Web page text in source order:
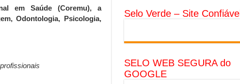
em Saúde (Coremu), a
Odontologia, Psicologia,
Selo Verde – Site Confiável
SELO WEB SEGURA do
GOOGLE